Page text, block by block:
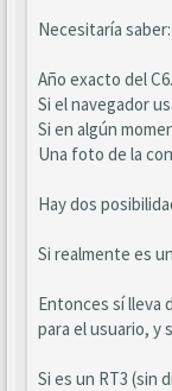
Necesitaría saber:
Año exacto del C6.
Si el navegador
Si en algún
Una foto de la
Hay dos
Si realmente es
Entonces sí lleva
para el usuario, y
Si es un RT3 (sin